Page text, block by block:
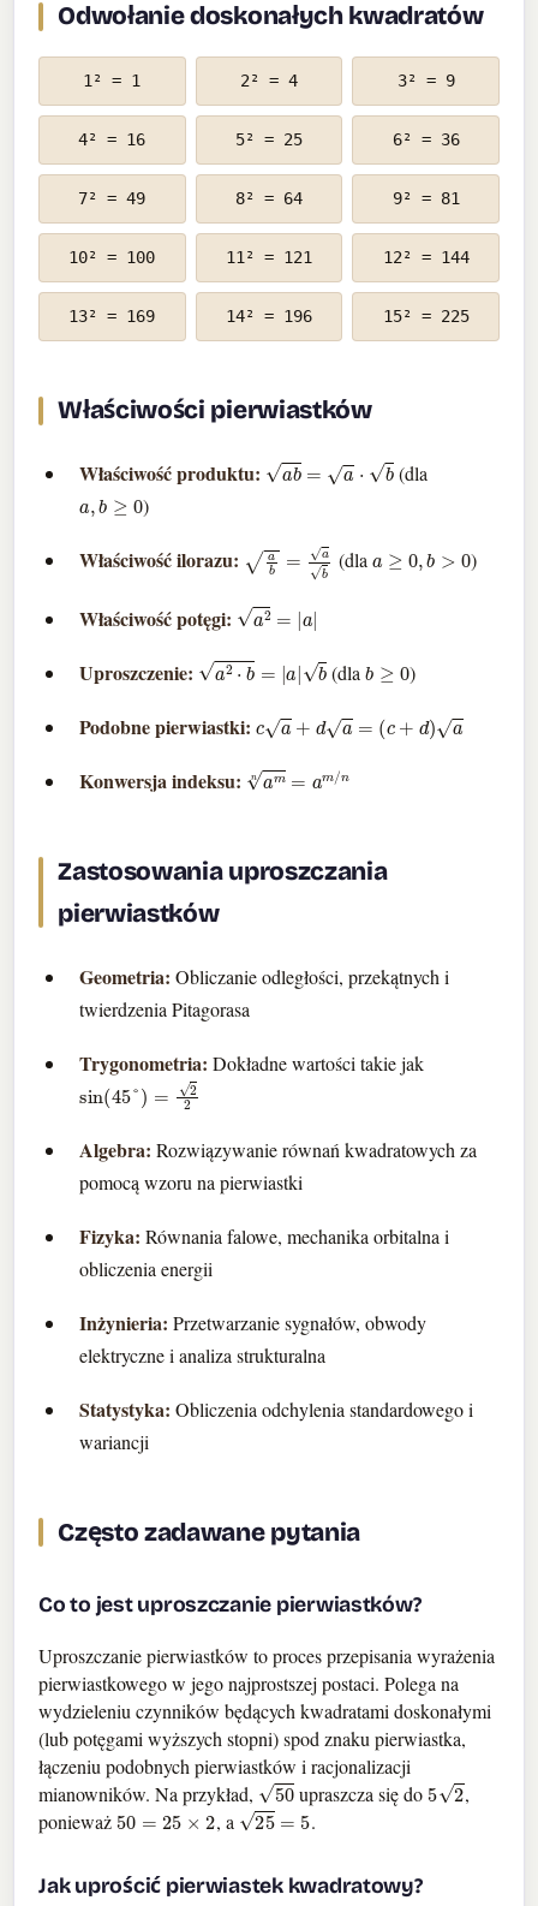
Odwołanie doskonałych kwadratów
1² = 1 2² = 4 3² = 9
4² = 16 5² = 25 6² = 36
7² = 49 8² = 64 9² = 81
10² = 100 11² = 121 12² = 144
13² = 169 14² = 196 15² = 225
Właściwości pierwiastków
Właściwość produktu: b=a (dla
b≥ 0 )
Właściwość ilorazu: b=a (dla ≥0 b> 0 )
Właściwość potęgi: 2=|a
Uproszczenie: 2⋅b=|a (dlab ≥ )
Podobne pierwiastki: +d c d)
Konwersja indeksu: amn= n
Zastosowania uproszczania
pierwiastków
Geometria: Obliczanie odległości, przekątnych i
twierdzenia Pitagorasa
Trygonometria: Dokładne wartości takie jak
sin(45°)=
Algebra: Rozwiązywanie równań kwadratowych za
pomocą wzoru na pierwiastki
Fizyka: Równania falowe, mechanika orbitalna i
obliczenia energii
Inżynieria: Przetwarzanie sygnałów, obwody
elektryczne i analiza strukturalna
Statystyka: Obliczenia odchylenia standardowego i
wariancji
Często zadawane pytania
Co to jest uproszczanie pierwiastków?
Uproszczanie pierwiastków to proces przepisania wyrażenia
pierwiastkowego w jego najprostszej postaci. Polega na
wydzieleniu czynników będących kwadratami doskonałymi
(lub potęgami wyższych stopni) spod znaku pierwiastka,
łączeniu podobnych pierwiastków i racjonalizacji
mianowników. Na przykład, 50 upraszcza się do5
,
ponieważ50=25×2 , a 25=5 .
Jak uprościć pierwiastek kwadratowy?